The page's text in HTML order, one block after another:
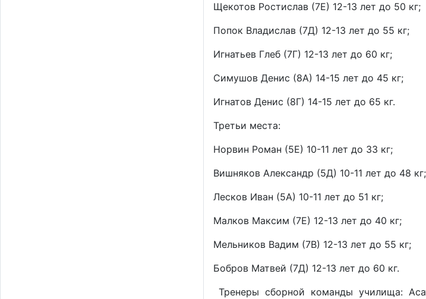
Щекотов Ростислав (7Е) 12-13 лет до 50 кг;
Попок Владислав (7Д) 12-13 лет до 55 кг;
Игнатьев Глеб (7Г) 12-13 лет до 60 кг;
Симушов Денис (8А) 14-15 лет до 45 кг;
Игнатов Денис (8Г) 14-15 лет до 65 кг.
Третьи места:
Норвин Роман (5Е) 10-11 лет до 33 кг;
Вишняков Александр (5Д) 10-11 лет до 48 кг;
Лесков Иван (5А) 10-11 лет до 51 кг;
Малков Максим (7Е) 12-13 лет до 40 кг;
Мельников Вадим (7В) 12-13 лет до 55 кг;
Бобров Матвей (7Д) 12-13 лет до 60 кг.
Тренеры сборной команды училища: